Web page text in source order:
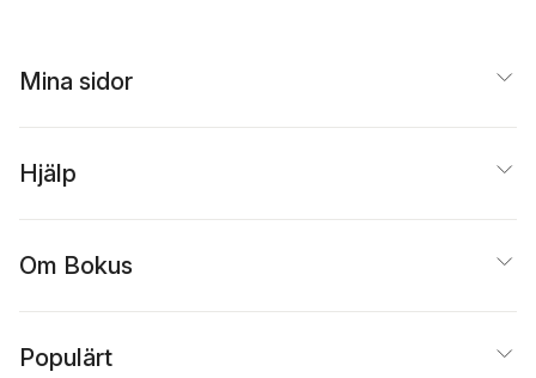
Mina sidor
Hjälp
Om Bokus
Populärt